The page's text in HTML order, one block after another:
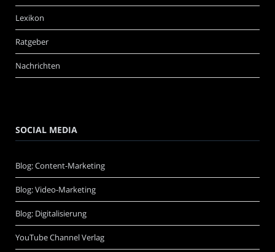
Lexikon
Ratgeber
Nachrichten
SOCIAL MEDIA
Blog: Content-Marketing
Blog: Video-Marketing
Blog: Digitalisierung
YouTube Channel Verlag